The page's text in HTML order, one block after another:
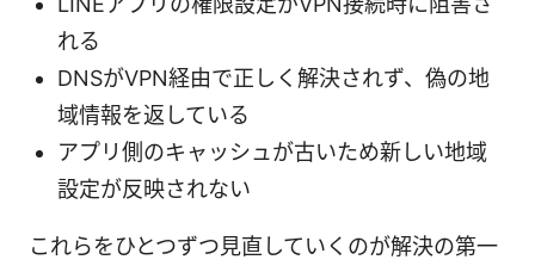
れる
DNSがVPN経由で正しく解決されず、偽の地
域情報を返している
アプリ側のキャッシュが古いため新しい地域
設定が反映されない
これらをひとつずつ見直していくのが解決の第一